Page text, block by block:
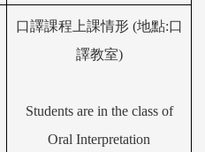
口譯課程上課情形 (地點:口
譯教室)
Students are in the class of
Oral Interpretation